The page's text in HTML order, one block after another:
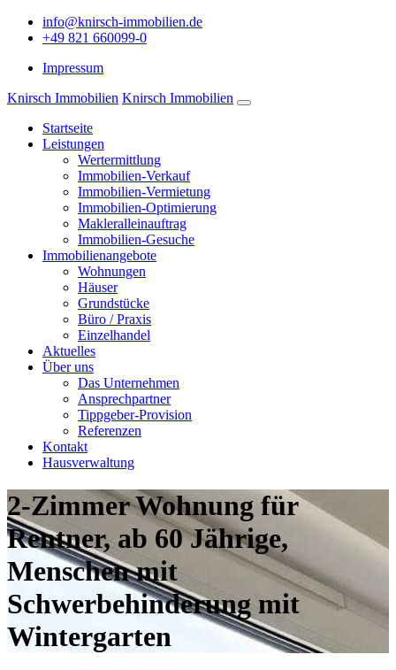
info@knirsch-immobilien.de
+49 821 660099-0
Impressum
Knirsch Immobilien Knirsch Immobilien
Startseite
Leistungen
Wertermittlung
Immobilien-Verkauf
Immobilien-Vermietung
Immobilien-Optimierung
Makleralleinauftrag
Immobilien-Gesuche
Immobilienangebote
Wohnungen
Häuser
Grundstücke
Büro / Praxis
Einzelhandel
Aktuelles
Über uns
Das Unternehmen
Ansprechpartner
Tippgeber-Provision
Referenzen
Kontakt
Hausverwaltung
2-Zimmer Wohnung für
Rentner, ab 60 Jährige,
Menschen mit
Schwerbehinderung mit
Wintergarten